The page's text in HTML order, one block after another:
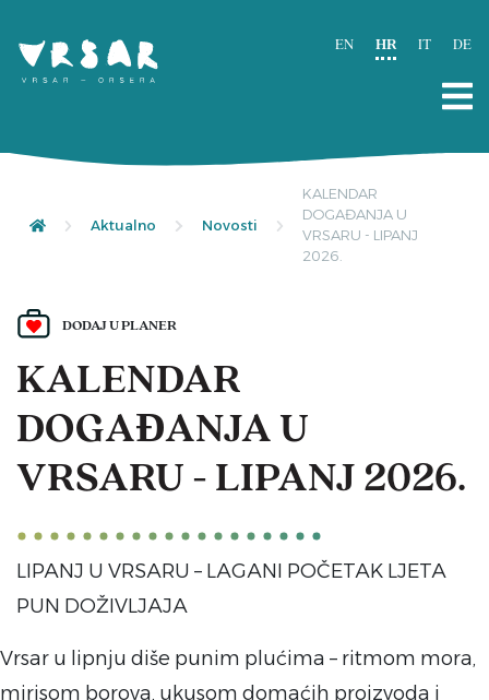
EN HR IT DE
Aktualno Novosti
KALENDAR
DOGAĐANJA U
VRSARU - LIPANJ
2026.
DODAJ U PLANER
KALENDAR
DOGAĐANJA U
VRSARU - LIPANJ 2026.
LIPANJ U VRSARU – LAGANI POČETAK LJETA
PUN DOŽIVLJAJA
Vrsar u lipnju diše punim plućima – ritmom mora,
mirisom borova, ukusom domaćih proizvoda i